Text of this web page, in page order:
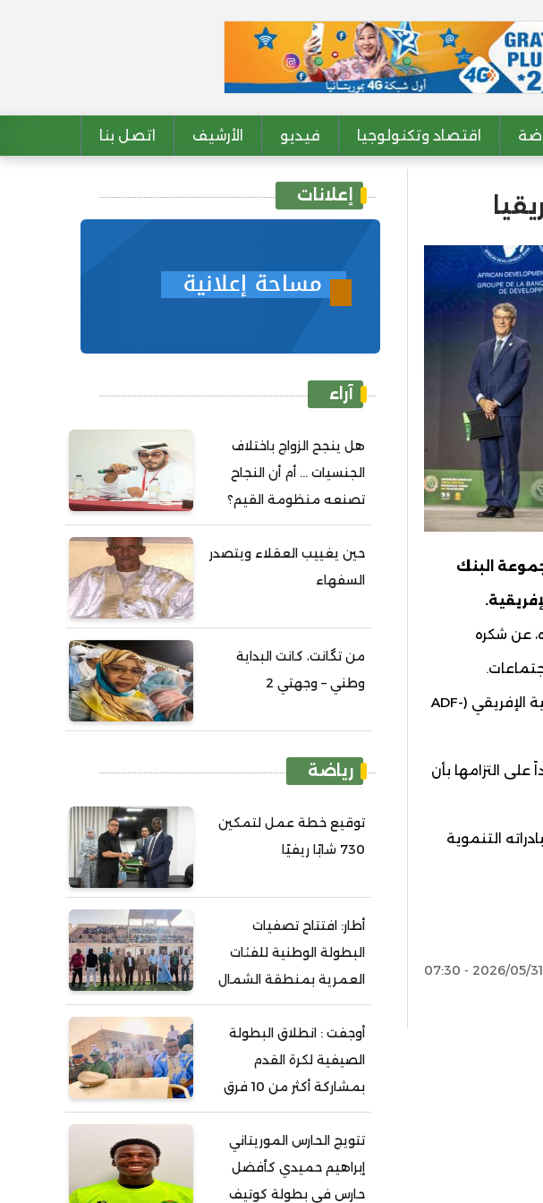
اقتصاد وتكنولوجيا فيديو الأرشيف اتصل بنا
السنوية لمجموعة البنك
عن شكره
وأعلن ولد التاه أن أنغولا تعهدت بالمساهمة في التجديد السابع عشر لموارد صندوق التنمية الإفريقي (ADF-
التزامها بأن
التنموية
إعلانات
آراء
هل ينجح الزواج باختلاف
الجنسيات ... أم أن النجاح
تصنعه منظومة القيم؟
حين يغييب العقلاء ويتصدر
السفهاء
من تگانت، كانت البداية
وطني – وجهتي 2
رياضة
توقيع خطة عمل لتمكين
730 شابًا ريفيًا
أطار: افتتاح تصفيات
البطولة الوطنية للفئات
العمرية بمنطقة الشمال
أوجفت : انطلاق البطولة
الصيفية لكرة القدم
بمشاركة أكثر من 10 فرق
تتويج الحارس الموريتاني
إبراهيم حميدي كأفضل
حارس في بطولة كوتيف